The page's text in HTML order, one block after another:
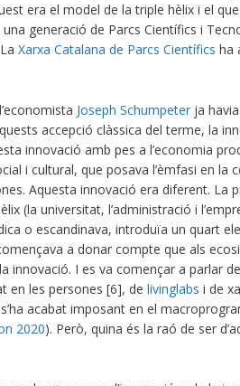
era el model de la triple hèlix i el
generació de Parcs Científics i
Xarxa Catalana de Parcs Científics ha
Joseph Schumpeter ja
accepció clàssica del terme, la
innovació amb pes a l’economia
i cultural, que posava l’èmfasi en la
Aquesta innovació era diferent. La
(la universitat, l’administració i
o escandinava, introduïa un quart
a donar compte que als
innovació. I es va començar a parlar
en les persones [6], de livinglabs i de
acabat imposant en el
2020). Però, quina és la raó de ser